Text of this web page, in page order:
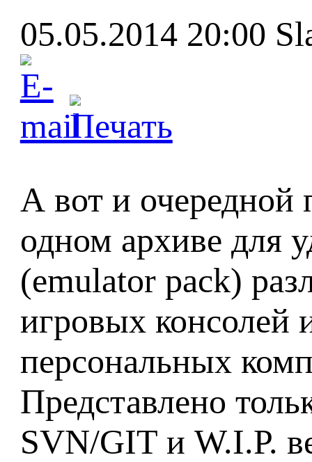
05.05.2014 20:00
А вот и очередной
одном архиве для
(emulator pack)
игровых консолей
персональных
Представлено
SVN/GIT и W.I.P.